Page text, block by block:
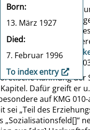
Born
13. März 1927
Died
7. Februar 1996
To index entry
der Studie
den im Buchtitel
beteiligt
verfasst, die
Kap.) undUlrich
Abs.
Rahmung
Dafür greift er
aufKMG 010-
sei „Teil des
„Sozialisationsfeld[]“